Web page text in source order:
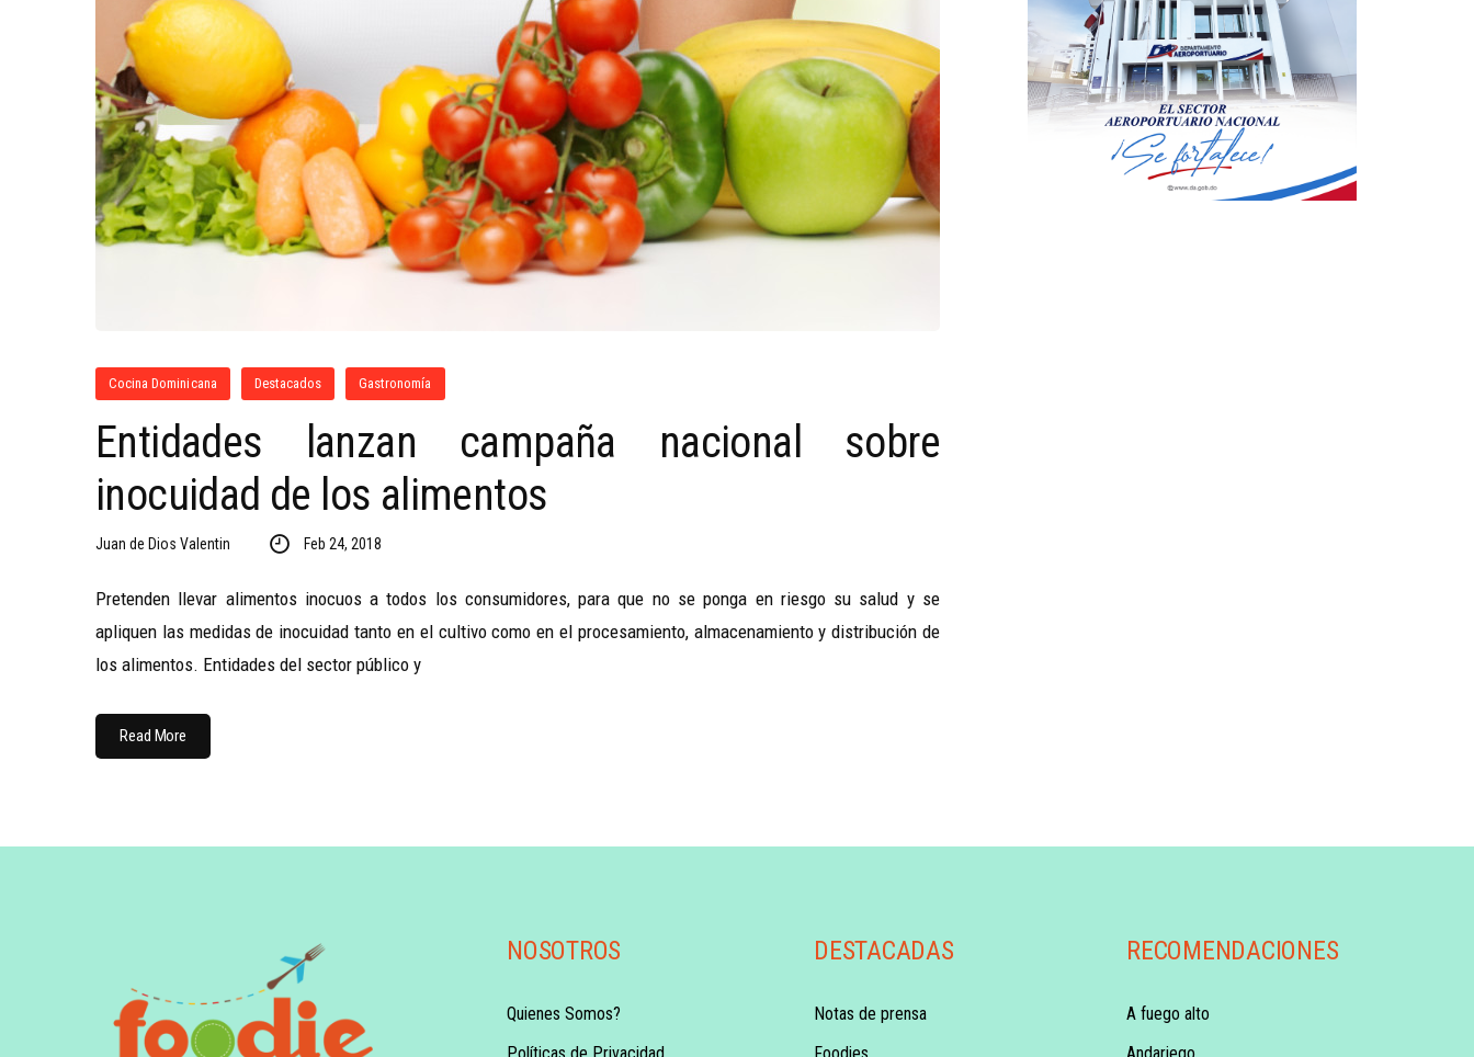
Cocina Dominicana Destacados Gastronomía
Entidades lanzan campaña nacional sobre
inocuidad de los alimentos
Juan de Dios Valentin Feb 24, 2018
Pretenden llevar alimentos inocuos a todos los consumidores, para que no se ponga en riesgo su salud y se
apliquen las medidas de inocuidad tanto en el cultivo como en el procesamiento, almacenamiento y distribución de
los alimentos. Entidades del sector público y
Read More
NOSOTROS
Quienes Somos?
DESTACADAS
Notas de prensa
RECOMENDACIONES
A fuego alto